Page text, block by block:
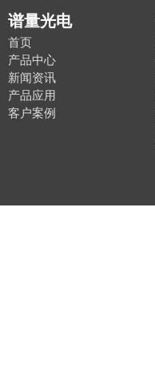
谱量光电
首页
产品中心
新闻资讯
产品应用
客户案例